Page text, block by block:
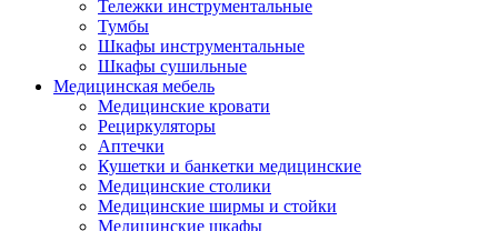
Тележки инструментальные
Тумбы
Шкафы инструментальные
Шкафы сушильные
Медицинская мебель
Медицинские кровати
Рециркуляторы
Аптечки
Кушетки и банкетки медицинские
Медицинские столики
Медицинские ширмы и стойки
Медицинские шкафы